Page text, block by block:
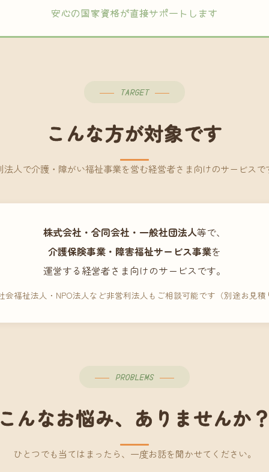
安心の国家資格が直接サポートします
TARGET
こんな方が対象です
法人で介護・障がい福祉事業を営む経営者さま向けのサービスで
株式会社・合同会社・一般社団法人等で、
介護保険事業・障害福祉サービス事業を
運営する経営者さま向けのサービスです。
福祉法人・NPO法人など非営利法人もご相談可能です（別途お見積
PROBLEMS
んなお悩み、ありませんか？
ひとつでも当てはまったら、一度お話を聞かせてください。